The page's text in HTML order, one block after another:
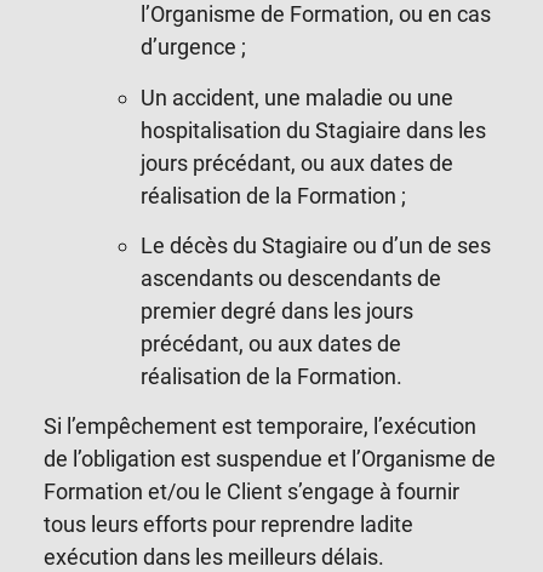
l’Organisme de Formation, ou en cas
d’urgence ;
Un accident, une maladie ou une
hospitalisation du Stagiaire dans les
jours précédant, ou aux dates de
réalisation de la Formation ;
Le décès du Stagiaire ou d’un de ses
ascendants ou descendants de
premier degré dans les jours
précédant, ou aux dates de
réalisation de la Formation.
Si l’empêchement est temporaire, l’exécution
de l’obligation est suspendue et l’Organisme de
Formation et/ou le Client s’engage à fournir
tous leurs efforts pour reprendre ladite
exécution dans les meilleurs délais.